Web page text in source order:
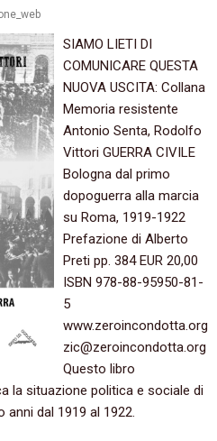
SIAMO LIETI DI
COMUNICARE QUESTA
NUOVA USCITA: Collana
Memoria resistente
Antonio Senta, Rodolfo
Vittori GUERRA CIVILE
Bologna dal primo
dopoguerra alla marcia
su Roma, 1919-1922
Prefazione di Alberto
Preti pp. 384 EUR 20,00
ISBN 978-88-95950-81-
5
www.zeroincondotta.org
zic@zeroincondotta.org
Questo libro
la situazione politica e sociale di
dal 1919 al 1922.